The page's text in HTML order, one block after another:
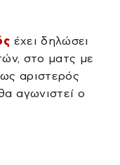
έχει δηλώσει
στο ματς με
αριστερός
αγωνιστεί ο